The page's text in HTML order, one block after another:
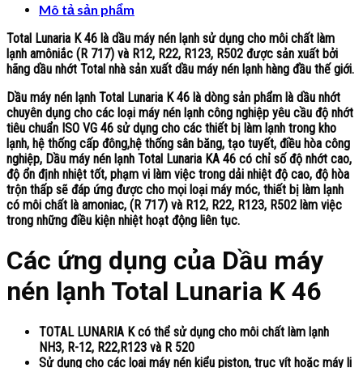
Mô tả sản phẩm
Total Lunaria K 46 là dầu máy nén lạnh sử dụng cho môi chất làm
lạnh amôniắc (R 717) và R12, R22, R123, R502 được sản xuất bởi
hãng dầu nhớt Total nhà sản xuất dầu máy nén lạnh hàng đầu thế giới.
Dầu máy nén lạnh Total Lunaria K 46 là dòng sản phẩm là dầu nhớt
chuyên dụng cho các loại máy nén lạnh công nghiệp yêu cầu độ nhớt
tiêu chuẩn ISO VG 46 sử dụng cho các thiết bị làm lạnh trong kho
lạnh, hệ thống cấp đông,hệ thống sân băng, tạo tuyết, điều hòa công
nghiệp, Dầu máy nén lạnh Total Lunaria KA 46 có chỉ số độ nhớt cao,
độ ổn định nhiệt tốt, phạm vi làm việc trong dải nhiệt độ cao, độ hòa
trộn thấp sẽ đáp ứng được cho mọi loại máy móc, thiết bị làm lạnh
có môi chất là amoniac, (R 717) và R12, R22, R123, R502 làm việc
trong những điều kiện nhiệt hoạt động liên tục.
Các ứng dụng của Dầu máy
nén lạnh Total Lunaria K 46
TOTAL LUNARIA K có thể sử dụng cho môi chất làm lạnh
NH3, R-12, R22,R123 và R 520
Sử dụng cho các lọai máy nén kiểu piston, trục vít hoặc máy li